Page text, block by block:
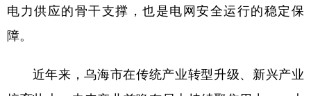
English Español Français عربى
电力供应的骨干支撑，也是电网安全运行的稳定保
障。
近年来，乌海市在传统产业转型升级、新兴产业